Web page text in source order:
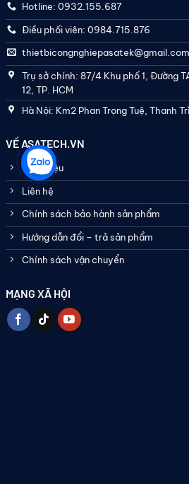
Hotline: 0932.155.687
Điều phối viên: 0984.715.876
thietbicongnghiepasatek@gmail.com
Trụ sở chính: 87/4 Khu phố 1, Đường
12, TP. HCM
Hà Nội: Km2 Phan Trọng Tuệ, Thanh
VỀ ASATECH.VN
Giới thiệu
Liên hệ
Chính sách bảo hành sản phẩm
Hướng dẫn đổi – trả sản phẩm
Chính sách vận chuyển
MẠNG XÃ HỘI